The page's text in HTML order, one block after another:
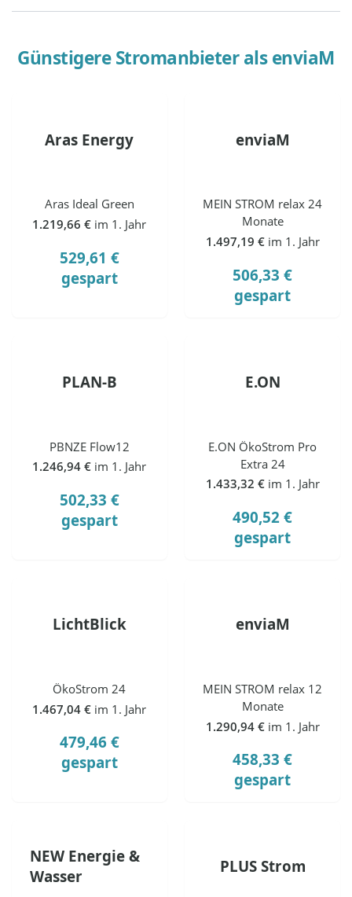
Günstigere Stromanbieter alsenviaM
Aras Energy
Aras Ideal Green
1.219,66 € im 1. Jahr
529,61 €
gespart
enviaM
MEIN STROM relax 24
Monate
1.497,19 € im 1. Jahr
506,33 €
gespart
PLAN-B
PBNZE Flow12
1.246,94 € im 1. Jahr
502,33 €
gespart
E.ON
E.ON ÖkoStrom Pro
Extra 24
1.433,32 € im 1. Jahr
490,52 €
gespart
LichtBlick
ÖkoStrom 24
1.467,04 € im 1. Jahr
479,46 €
gespart
enviaM
MEIN STROM relax 12
Monate
1.290,94 € im 1. Jahr
458,33 €
gespart
NEW Energie &
Wasser
PLUS Strom